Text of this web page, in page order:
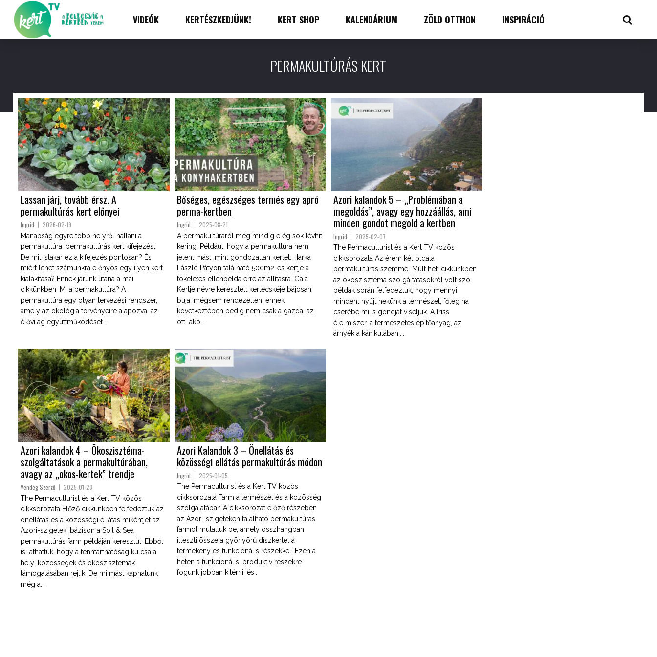
VIDEÓK KERTÉSZKEDJÜNK! KERT SHOP KALENDÁRIUM ZÖLD OTTHON INSPIRÁCIÓ
PERMAKULTÚRÁS KERT
Lassan járj, tovább érsz. A
permakultúrás kert előnyei
Ingrid 2026-02-19
Manapság egyre több helyről hallani a
permakultúra, permakultúrás kert kifejezést.
De mit istakar ez a kifejezés pontosan? És
miért lehet számunkra előnyös egy ilyen kert
kialakítása? Ennek járunk utána a mai
cikkünkben! Mi a permakultúra? A
permakultúra egy olyan tervezési rendszer,
amely az ökológia törvényeire alapozva, az
élővilág együttműködését...
Bőséges, egészséges termés egy apró
perma-kertben
Ingrid 2025-08-21
A permakultúráról még mindig elég sok tévhit
kering. Például, hogy a permakultúra nem
jelent mást, mint gondozatlan kertet. Harka
László Pátyon található 500m2-es kertje a
tökéletes ellenpélda erre az állításra. Gaia
Kertje névre keresztelt kertecskéje bájosan
buja, mégsem rendezetlen, ennek
következtében pedig nem csak a gazda, az
ott lakó...
Azori kalandok 5 – „Problémában a
megoldás”, avagy egy hozzáállás, ami
minden gondot megold a kertben
Ingrid 2025-02-07
The Permaculturist és a Kert TV közös
cikksorozata Az érem két oldala
permakultúrás szemmel Múlt heti cikkünkben
az ökoszisztéma szolgáltatásokról volt szó:
példák során felfedeztük, hogy mennyi
mindent nyújt nekünk a természet, főleg ha
cserébe mi is gondját viseljük. A friss
élelmiszer, a természetes építőanyag, az
árnyék a kánikulában,...
Azori kalandok 4 – Ökoszisztéma-
szolgáltatások a permakultúrában,
avagy az „okos-kertek” trendje
Vendég Szerző 2025-01-23
The Permaculturist és a Kert TV közös
cikksorozata Előző cikkünkben felfedeztük az
önellátás és a közösségi ellátás mikéntjét az
Azori-szigeteki bázison a Soil & Sea
permakultúrás farm példáján keresztül. Ebből
is láthattuk, hogy a fenntarthatóság kulcsa a
helyi közösségek és ökoszisztémák
támogatásában rejlik. De mi mást kaphatunk
még a...
Azori Kalandok 3 – Önellátás és
közösségi ellátás permakultúrás módon
Ingrid 2025-01-05
The Permaculturist és a Kert TV közös
cikksorozata Farm a természet és a közösség
szolgálatában A cikksorozat előző részében
az Azori-szigeteken található permakultúrás
farmot mutattuk be, amely összhangban
illeszti össze a gyönyörű díszkertet a
termékeny és funkcionális részekkel. Ezen a
héten a funkcionális, produktív részekre
fogunk jobban kitérni, és...